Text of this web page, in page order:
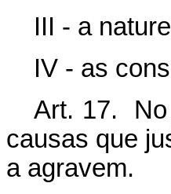
III - a
IV - as
Art. 17. No
causas que
a agravem.